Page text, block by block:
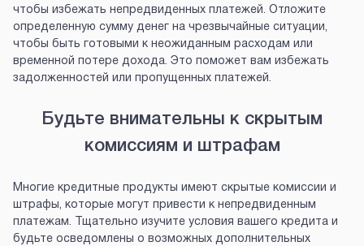
чтобы избежать непредвиденных платежей. Отложите
определенную сумму денег на чрезвычайные ситуации,
чтобы быть готовыми к неожиданным расходам или
временной потере дохода. Это поможет вам избежать
задолженностей или пропущенных платежей.
Будьте внимательны к скрытым
комиссиям и штрафам
Многие кредитные продукты имеют скрытые комиссии и
штрафы, которые могут привести к непредвиденным
платежам. Тщательно изучите условия вашего кредита и
будьте осведомлены о возможных дополнительных